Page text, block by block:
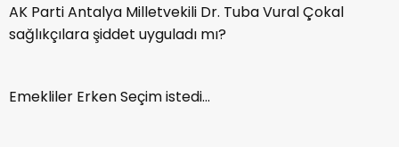
AK Parti Antalya Milletvekili Dr. Tuba Vural Çokal
sağlıkçılara şiddet uyguladı mı?
Emekliler Erken Seçim istedi...